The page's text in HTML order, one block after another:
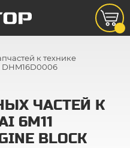
к технике
DHM16D0006
ЧАСТЕЙ К
6M11
BLOCK